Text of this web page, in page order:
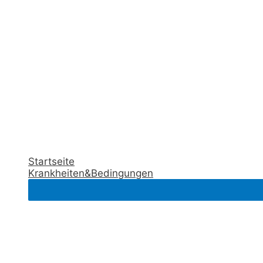
Startseite
Krankheiten&Bedingungen